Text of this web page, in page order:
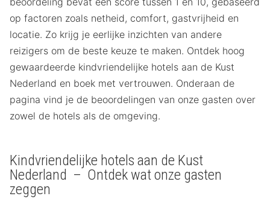
op factoren zoals netheid, comfort, gastvrijheid en
locatie. Zo krijg je eerlijke inzichten van andere
reizigers om de beste keuze te maken. Ontdek hoog
gewaardeerde kindvriendelijke hotels aan de Kust
Nederland en boek met vertrouwen. Onderaan de
pagina vind je de beoordelingen van onze gasten over
zowel de hotels als de omgeving.
Kindvriendelijke hotels aan de Kust
Nederland – Ontdek wat onze gasten
zeggen